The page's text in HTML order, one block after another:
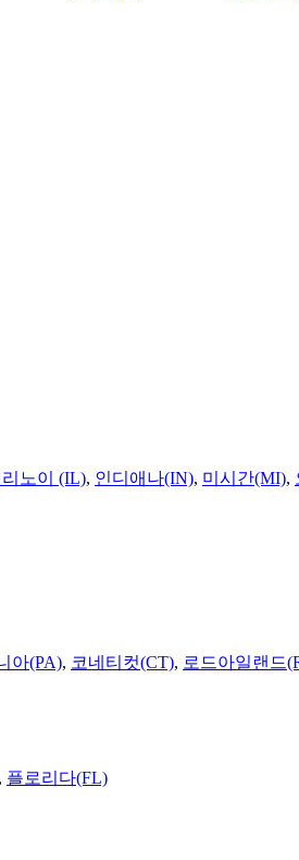
리노이 (IL), 인디애나(IN), 미시간(MI),
아(PA), 코네티컷(CT), 로드아일랜드
, 플로리다(FL)